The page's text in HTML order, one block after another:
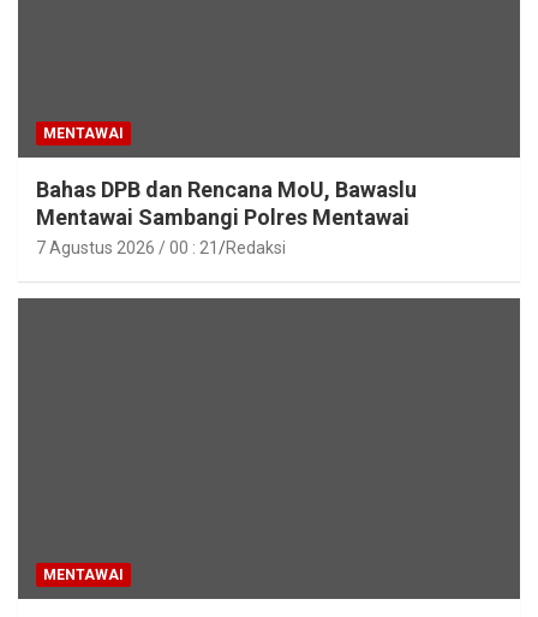
MENTAWAI
Bahas DPB dan Rencana MoU, Bawaslu
Mentawai Sambangi Polres Mentawai
7 Agustus 2026 / 00 : 21 Redaksi
MENTAWAI